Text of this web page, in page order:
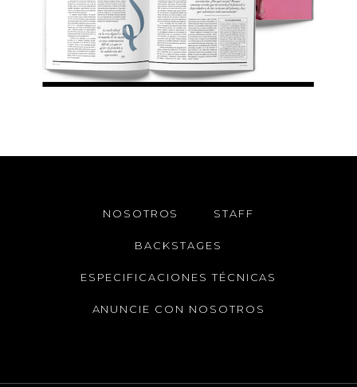
NOSOTROS STAFF
BACKSTAGES
ESPECIFICACIONES TÉCNICAS
ANUNCIE CON NOSOTROS